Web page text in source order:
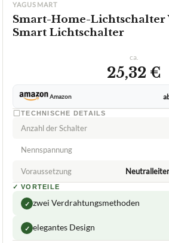
YAGUSMART
Smart-Home-Lichtschalter
Smart Lichtschalter
ca.
25,32 €
Amazon
TECHNISCHE DETAILS
Anzahl der Schalter
Nennspannung
Voraussetzung
✓ VORTEILE
✓ zwei Verdrahtungsmethoden
✓ elegantes Design